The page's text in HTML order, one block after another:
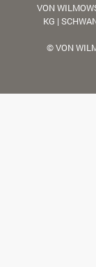
VON
KG |
© VON